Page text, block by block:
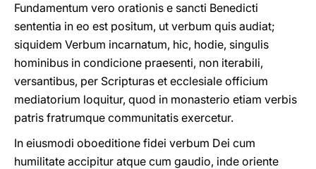
Fundamentum vero orationis e sancti Benedicti
sententia in eo est positum, ut verbum quis audiat;
siquidem Verbum incarnatum, hic, hodie, singulis
hominibus in condicione praesenti, non iterabili,
versantibus, per Scripturas et ecclesiale officium
mediatorium loquitur, quod in monasterio etiam verbis
patris fratrumque communitatis exercetur.
In eiusmodi oboeditione fidei verbum Dei cum
humilitate accipitur atque cum gaudio, inde oriente